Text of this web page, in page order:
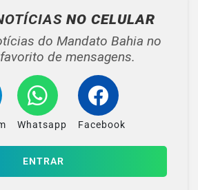
NO CELULAR
do Mandato Bahia no
de mensagens.
Whatsapp Facebook
ENTRAR